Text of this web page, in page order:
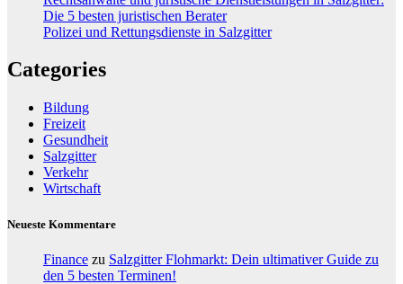
Die 5 besten juristischen Berater
Polizei und Rettungsdienste in Salzgitter
Categories
Bildung
Freizeit
Gesundheit
Salzgitter
Verkehr
Wirtschaft
Neueste Kommentare
Finance zu Salzgitter Flohmarkt: Dein ultimativer Guide zu
den 5 besten Terminen!